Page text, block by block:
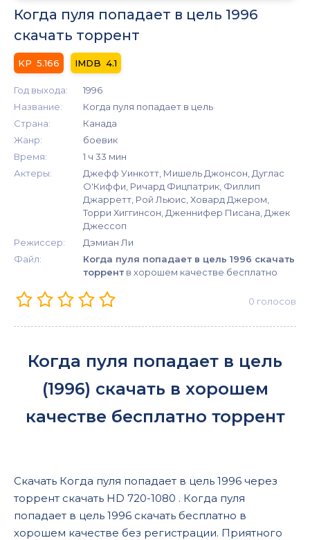
Когда пуля попадает в цель 1996
скачать торрент
5.166 4.1
Год выхода:
1996
Название:
Когда пуля попадает в цель
Страна:
Канада
Жанр:
боевик
Время:
1 ч 33 мин
Актеры:
Джефф Уинкотт, Мишель Джонсон, Дуглас
О'Киффи, Ричард Фицпатрик, Филлип
Джарретт, Рой Льюис, Ховард Джером,
Торри Хиггинсон, Дженнифер Писана, Джек
Джессоп
Режиссер:
Дэмиан Ли
Файл:
Когда пуля попадает в цель 1996 скачать
торрент в хорошем качестве бесплатно
0 голосов
Когда пуля попадает в цель
(1996) скачать в хорошем
качестве бесплатно торрент
Скачать Когда пуля попадает в цель 1996 через
торрент скачать HD 720-1080 . Когда пуля
попадает в цель 1996 скачать бесплатно в
хорошем качестве без регистрации. Приятного